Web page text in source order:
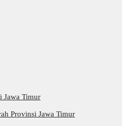
Jawa Timur
Provinsi Jawa Timur